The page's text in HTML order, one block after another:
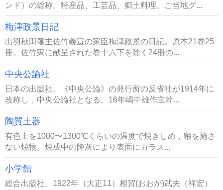
ンド）の総称。特産品、工芸品、郷土料理、ご当地グ...
梅津政景日記
出羽秋田藩主佐竹義宣の家臣梅津政景の日記。原本21巻25
冊。佐竹家に献呈された巻十六下を除く24冊の...
中央公論社
日本の出版社。《中央公論》の発行所の反省社が1914年に
改称し，中央公論社となる。16年嶋中雄作主幹...
陶質土器
有色土を1000〜1300℃くらいの温度で焼きしめ，釉を施さ
ない焼物。焼成中の降灰により表面にガラス...
小学館
総合出版社。1922年（大正11）相賀(おおが)武夫（祥宏）